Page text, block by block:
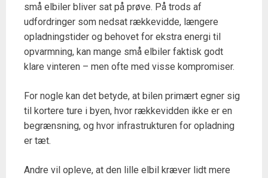
små elbiler bliver sat på prøve. På trods af
udfordringer som nedsat rækkevidde, længere
opladningstider og behovet for ekstra energi til
opvarmning, kan mange små elbiler faktisk godt
klare vinteren – men ofte med visse kompromiser.
For nogle kan det betyde, at bilen primært egner sig
til kortere ture i byen, hvor rækkevidden ikke er en
begrænsning, og hvor infrastrukturen for opladning
er tæt.
Andre vil opleve, at den lille elbil kræver lidt mere